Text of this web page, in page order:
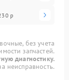
р
без учета
запчастей.
диагностику.
неисправность.